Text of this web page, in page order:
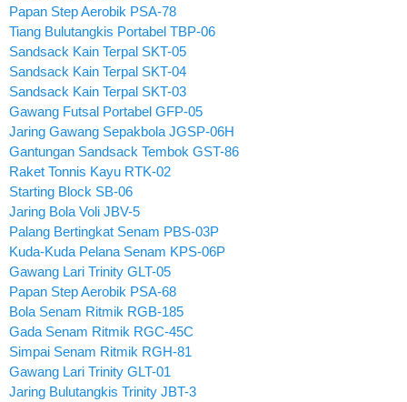
Papan Step Aerobik PSA-78
Tiang Bulutangkis Portabel TBP-06
Sandsack Kain Terpal SKT-05
Sandsack Kain Terpal SKT-04
Sandsack Kain Terpal SKT-03
Gawang Futsal Portabel GFP-05
Jaring Gawang Sepakbola JGSP-06H
Gantungan Sandsack Tembok GST-86
Raket Tonnis Kayu RTK-02
Starting Block SB-06
Jaring Bola Voli JBV-5
Palang Bertingkat Senam PBS-03P
Kuda-Kuda Pelana Senam KPS-06P
Gawang Lari Trinity GLT-05
Papan Step Aerobik PSA-68
Bola Senam Ritmik RGB-185
Gada Senam Ritmik RGC-45C
Simpai Senam Ritmik RGH-81
Gawang Lari Trinity GLT-01
Jaring Bulutangkis Trinity JBT-3